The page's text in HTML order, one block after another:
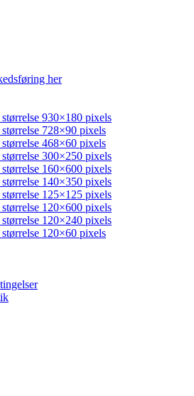
her
930×180 pixels
728×90 pixels
468×60 pixels
300×250 pixels
160×600 pixels
140×350 pixels
125×125 pixels
120×600 pixels
120×240 pixels
120×60 pixels